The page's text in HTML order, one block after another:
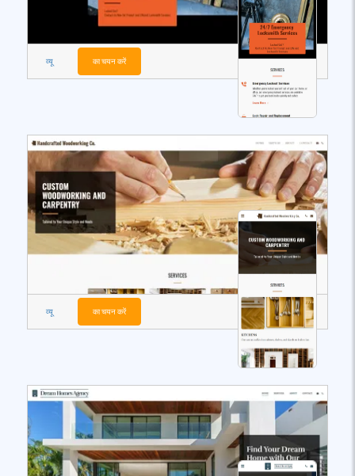
व्यू का चयन करें
व्यू का चयन करें